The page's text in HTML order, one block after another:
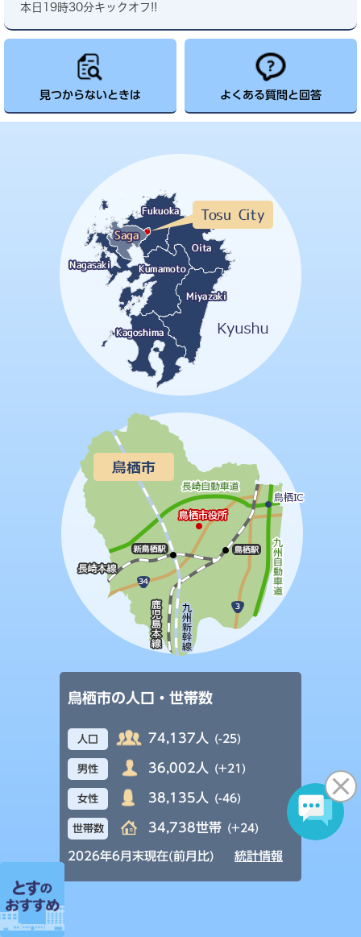
本日19時30分キックオフ!!
見つからないときは よくある質問と回答
鳥栖市の人口・世帯数
人口 74,137人 (-25)
男性 36,002人 (+21)
女性 38,135人 (-46)
世帯数 34,738世帯 (+24)
2026年6月末現在(前月比) 統計情報